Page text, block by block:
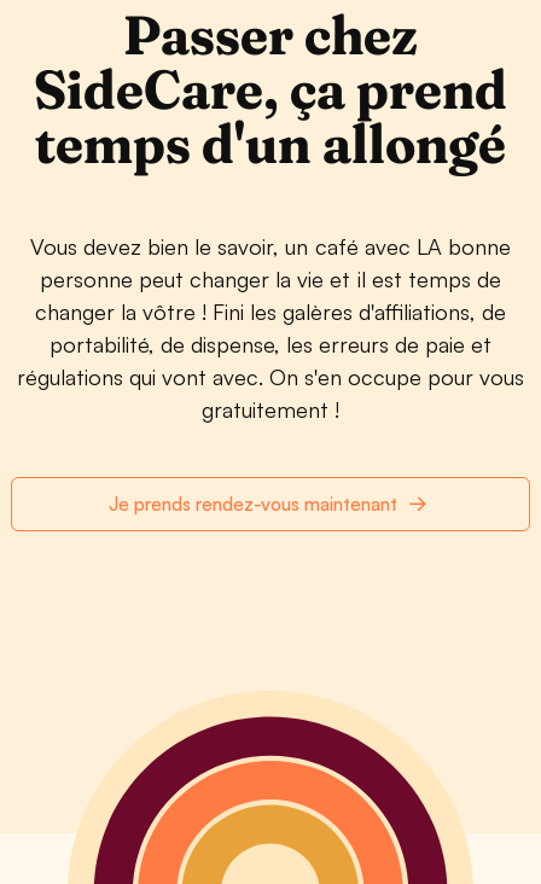
Passer chez
SideCare, ça prend
temps d'un allongé
Vous devez bien le savoir, un café avec LA bonne
personne peut changer la vie et il est temps de
changer la vôtre ! Fini les galères d'affiliations, de
portabilité, de dispense, les erreurs de paie et
régulations qui vont avec. On s'en occupe pour vous
gratuitement !
Je prends rendez-vous maintenant